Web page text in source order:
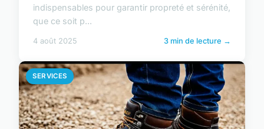
indispensables pour garantir propreté et sérénité,
que ce soit p...
4 août 2025 3 min de lecture →
SERVICES